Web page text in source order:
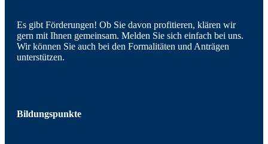
Es gibt Förderungen! Ob Sie davon profitieren, klären wir
gern mit Ihnen gemeinsam. Melden Sie sich einfach bei uns.
Wir können Sie auch bei den Formalitäten und Anträgen
unterstützen.
Bildungspunkte